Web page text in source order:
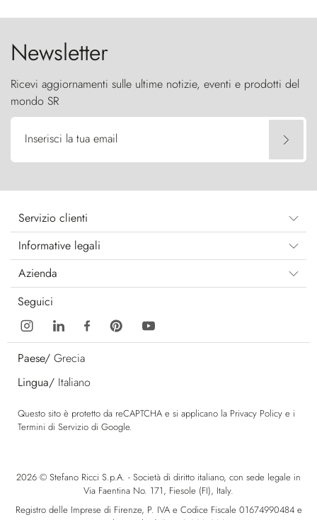
Newsletter
Ricevi aggiornamenti sulle ultime notizie, eventi e prodotti del
mondo SR
Inserisci la tua email
Servizio clienti
Informative legali
Azienda
Seguici
Paese/ Grecia
Lingua/ Italiano
Questo sito è protetto da reCAPTCHA e si applicano la Privacy Policy e i
Termini di Servizio di Google.
2026 © Stefano Ricci S.p.A. - Società di diritto italiano, con sede legale in
Via Faentina No. 171, Fiesole (FI), Italy.
Registro delle Imprese di Firenze, P. IVA e Codice Fiscale 01674990484 e